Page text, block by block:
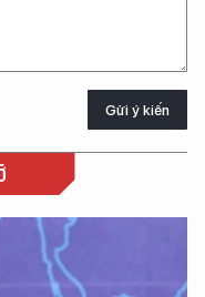
Gửi ý kiến